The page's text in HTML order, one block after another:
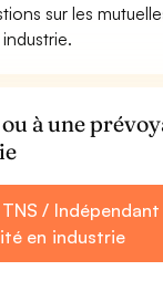
sur les
à une
/
en industrie